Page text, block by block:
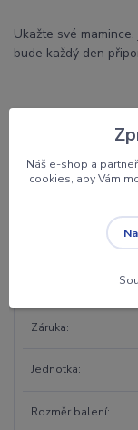
Ukažte své
bude každý den
Parametry
Záruka
Jednotka
Rozměr balení
Náš e-shop a
cookies, aby Vám